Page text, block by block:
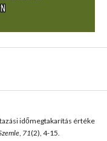
időmegtakarítás értéke
71(2), 4-15.